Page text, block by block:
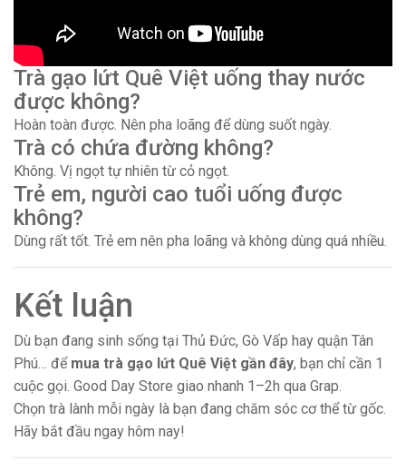
Trà gạo lứt Quê Việt uống thay nước
được không?
Hoàn toàn được. Nên pha loãng để dùng suốt ngày.
Trà có chứa đường không?
Không. Vị ngọt tự nhiên từ cỏ ngọt.
Trẻ em, người cao tuổi uống được
không?
Dùng rất tốt. Trẻ em nên pha loãng và không dùng quá nhiều.
Kết luận
Dù bạn đang sinh sống tại Thủ Đức, Gò Vấp hay quận Tân
Phú… để mua trà gạo lứt Quê Việt gần đây, bạn chỉ cần 1
cuộc gọi. Good Day Store giao nhanh 1–2h qua Grap.
Chọn trà lành mỗi ngày là bạn đang chăm sóc cơ thể từ gốc.
Hãy bắt đầu ngay hôm nay!